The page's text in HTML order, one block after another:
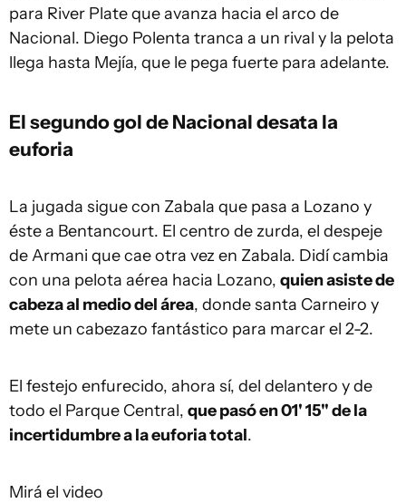
para River Plate que avanza hacia el arco de
Nacional. Diego Polenta tranca a un rival y la pelota
llega hasta Mejía, que le pega fuerte para adelante.
El segundo gol de Nacional desata la
euforia
La jugada sigue con Zabala que pasa a Lozano y
éste a Bentancourt. El centro de zurda, el despeje
de Armani que cae otra vez en Zabala. Didí cambia
con una pelota aérea hacia Lozano, quien asiste de
cabeza al medio del área, donde santa Carneiro y
mete un cabezazo fantástico para marcar el 2-2.
El festejo enfurecido, ahora sí, del delantero y de
todo el Parque Central, que pasó en 01' 15'' de la
incertidumbre a la euforia total.
Mirá el video